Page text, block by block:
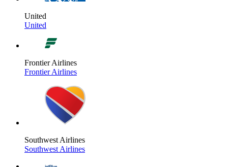
United
United
Frontier Airlines
Frontier Airlines
Southwest Airlines
Southwest Airlines